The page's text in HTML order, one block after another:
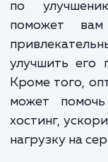
Во-первых,
текущем
вашего
подробный
по
поможет